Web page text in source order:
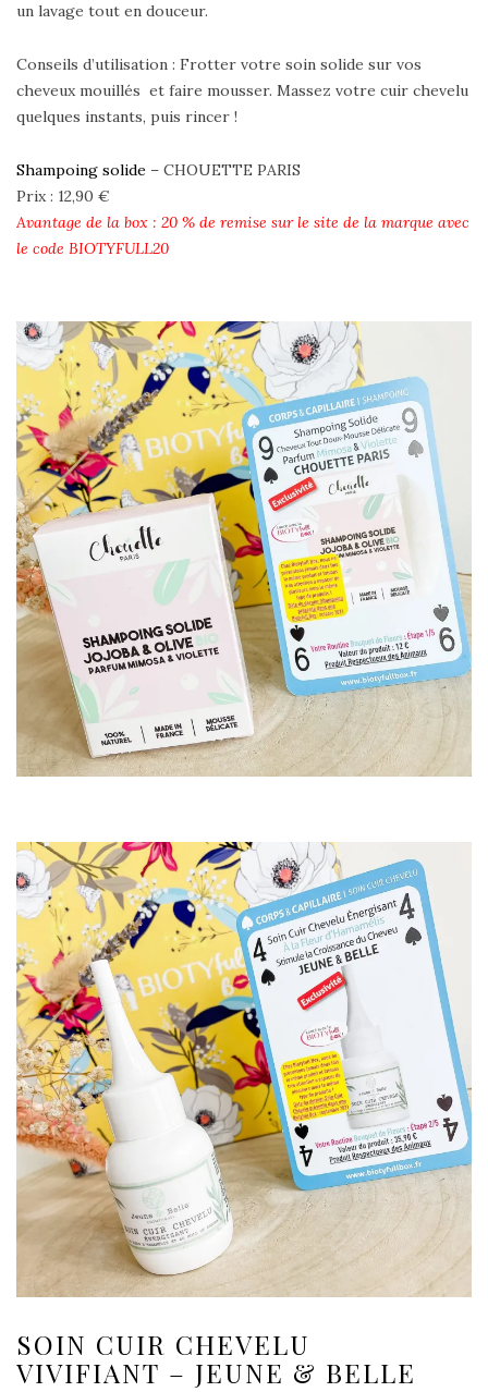
un lavage tout en douceur.
Conseils d’utilisation : Frotter votre soin solide sur vos
cheveux mouillés et faire mousser. Massez votre cuir chevelu
quelques instants, puis rincer !
Shampoing solide – CHOUETTE PARIS
Prix : 12,90 €
Avantage de la box : 20 % de remise sur le site de la marque avec
le code BIOTYFULL20
SOIN CUIR CHEVELU
VIVIFIANT – JEUNE & BELLE